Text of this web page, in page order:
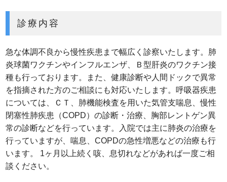
診療内容
急な体調不良から慢性疾患まで幅広く診察いたします。肺
炎球菌ワクチンやインフルエンザ、Ｂ型肝炎のワクチン接
種も行っております。また、健康診断や人間ドックで異常
を指摘された方のご相談にも対応いたします。呼吸器疾患
については、ＣＴ、肺機能検査を用いた気管支喘息、慢性
閉塞性肺疾患（COPD）の診断・治療、胸部レントゲン異
常の診断などを行っています。入院では主に肺炎の治療を
行っていますが、喘息、COPDの急性増悪などの治療も行
います。 1ヶ月以上続く咳、息切れなどがあれば一度ご相
談ください。